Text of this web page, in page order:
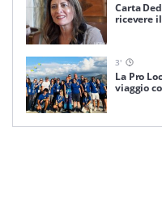
Carta
ricevere
3'
La Pro
viaggio